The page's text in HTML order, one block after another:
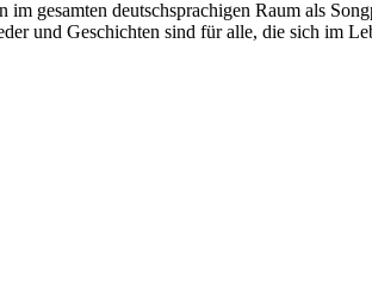
gesamten deutschsprachigen Raum als
und Geschichten sind für alle, die sich im